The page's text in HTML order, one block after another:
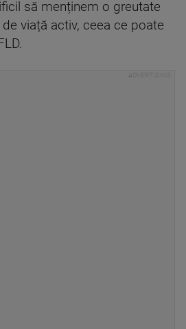
să menținem o greutate
viață activ, ceea ce poate